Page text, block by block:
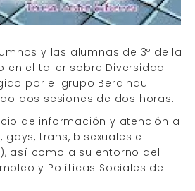
y las alumnas de 3º de la
en el taller sobre Diversidad
por el grupo Berdindu.
dos sesiones de dos horas.
de información y atención a
trans, bisexuales e
así como a su entorno del
y Políticas Sociales del